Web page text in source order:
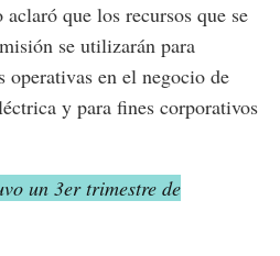
que los recursos que se
se utilizarán para
operativas en el negocio de
y para fines corporativos
un 3er trimestre de